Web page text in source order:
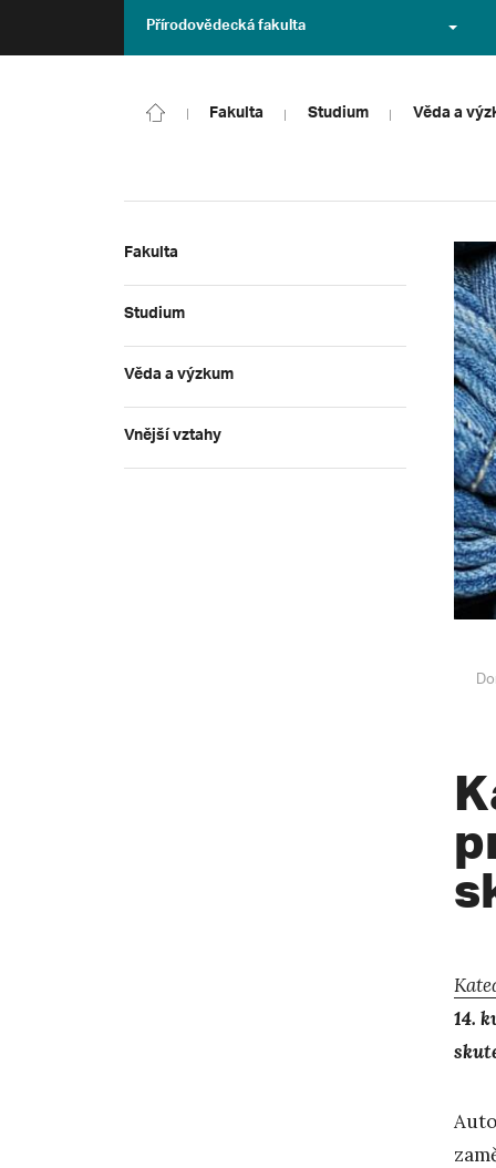
Přírodovědecká fakulta
Fakulta Studium Věda a
Fakulta
Studium
Věda a výzkum
Vnější vztahy
14.